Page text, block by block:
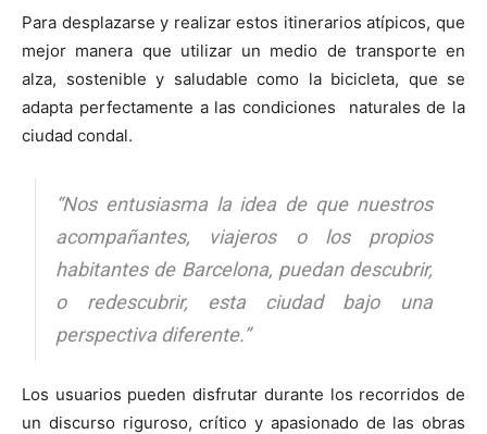
Para desplazarse y realizar estos itinerarios atípicos, que
mejor manera que utilizar un medio de transporte en
alza, sostenible y saludable como la bicicleta, que se
adapta perfectamente a las condiciones naturales de la
ciudad condal.
“Nos entusiasma la idea de que nuestros
acompañantes, viajeros o los propios
habitantes de Barcelona, puedan descubrir,
o redescubrir, esta ciudad bajo una
perspectiva diferente.”
Los usuarios pueden disfrutar durante los recorridos de
un discurso riguroso, crítico y apasionado de las obras